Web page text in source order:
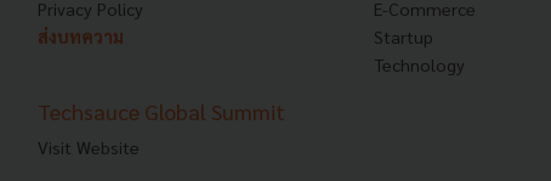
Privacy Policy
ส่งบทความ
Techsauce Global Summit
Visit Website
E-Commerce
Startup
Technology